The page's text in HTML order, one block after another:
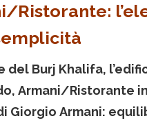
Ristorante:
del Burj Khalifa,
Armani/Ristorante
Giorgio Armani: